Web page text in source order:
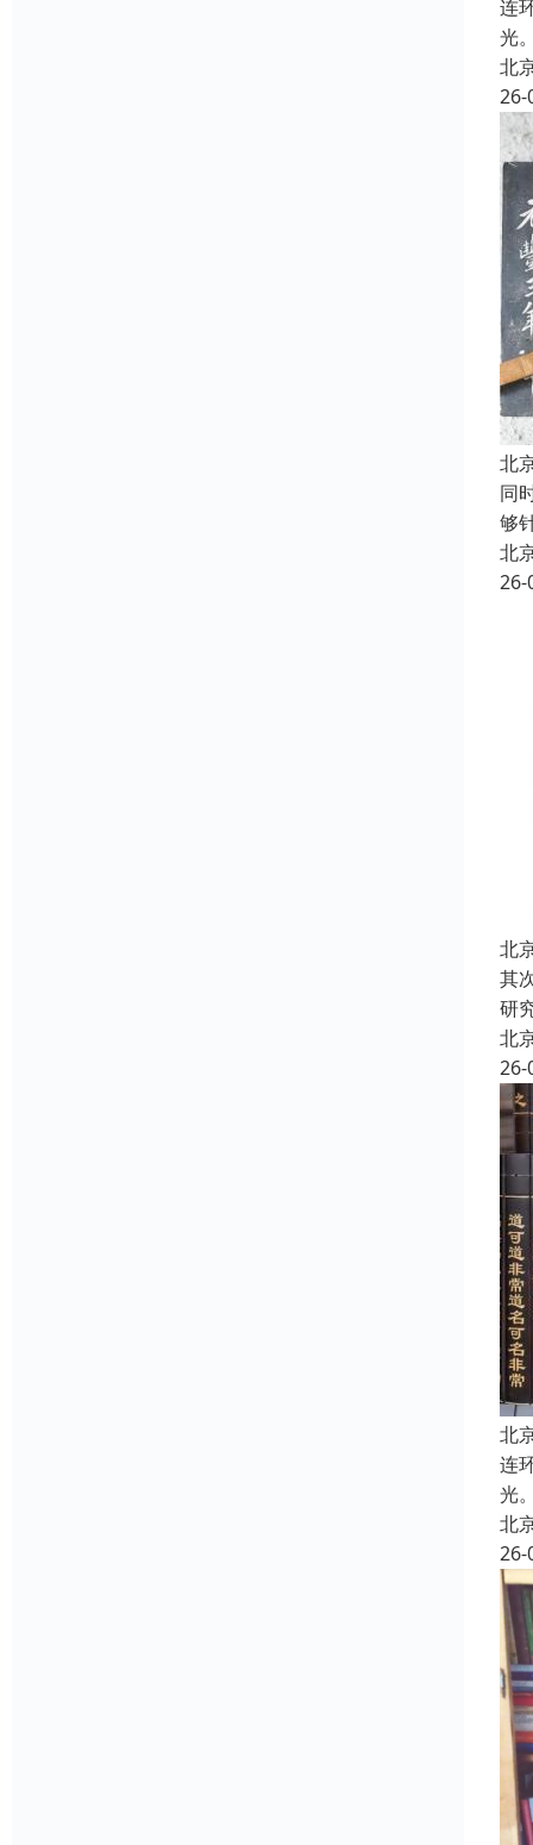
连
光
北
26-
北
同
够
北
26-
北
其
研
北
26-
北
连
光
北
26-